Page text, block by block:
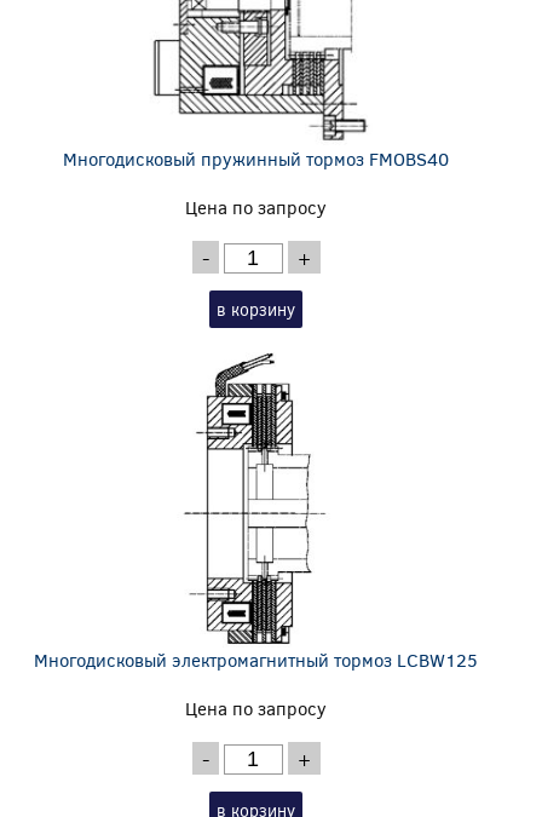
Многодисковый пружинный тормоз FMOBS40
Цена по запросу
- +
в корзину
Многодисковый электромагнитный тормоз LCBW125
Цена по запросу
- +
в корзину